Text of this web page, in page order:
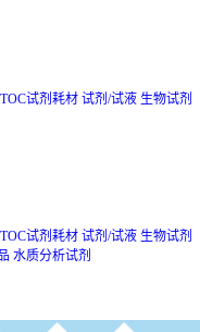
TOC试剂耗材 试剂/试液 生物试剂
TOC试剂耗材 试剂/试液 生物试剂
水质分析试剂